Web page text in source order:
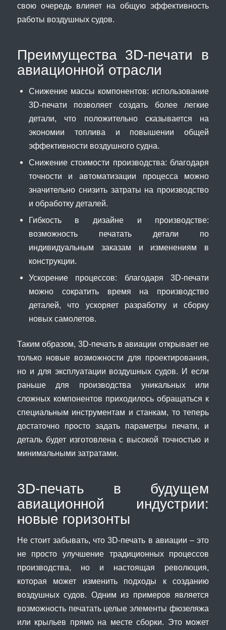
свою очередь влияет на общую эффективность
работы воздушных судов.
Преимущества 3D-печати в
авиационной отрасли
Снижение массы компонентов: использование
3D-печати позволяет создать более легкие
детали, что положительно сказывается на
экономии топлива и повышении общей
эффективности воздушного судна.
Снижение стоимости производства: благодаря
точности и автоматизации процесса можно
значительно снизить затраты на производство
и обработку деталей.
Гибкость в дизайне и производстве:
возможность печатать детали по
индивидуальным заказам и изменениям в
конструкции.
Ускорение процессов: благодаря 3D-печати
можно сократить время на производство
деталей, что ускоряет разработку и сборку
новых самолетов.
Таким образом, 3D-печать в авиации открывает не
только новые возможности для проектирования,
но и для эксплуатации воздушных судов. И если
раньше для производства уникальных или
сложных компонентов приходилось обращаться к
специальным инструментам и станкам, то теперь
достаточно просто задать параметры печати, и
деталь будет изготовлена с высокой точностью и
минимальными затратами.
3D-печать в будущем
авиационной индустрии:
новые горизонты
Не стоит забывать, что 3D-печать в авиации – это
не просто улучшение традиционных процессов
производства, но и настоящая революция,
которая может изменить подходы к созданию
воздушных судов. Одним из примеров является
возможность печатать целые элементы фюзеляжа
или крыльев прямо на месте сборки. Это может